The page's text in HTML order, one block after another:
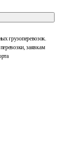
грузоперевозок.
заявкам